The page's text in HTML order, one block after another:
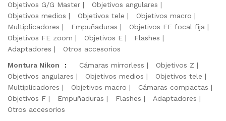
Objetivos G/G Master
Objetivos angulares
Objetivos medios
Objetivos tele
Objetivos macro
Multiplicadores
Empuñaduras
Objetivos FE focal fija
Objetivos FE zoom
Objetivos E
Flashes
Adaptadores
Otros accesorios
Montura Nikon
: Cámaras mirrorless
Objetivos Z
Objetivos angulares
Objetivos medios
Objetivos tele
Multiplicadores
Objetivos macro
Cámaras compactas
Objetivos F
Empuñaduras Flashes
Adaptadores
Otros accesorios